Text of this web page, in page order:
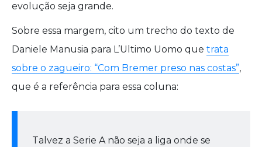
evolução seja grande.
Sobre essa margem, cito um trecho do texto de
Daniele Manusia para L’Ultimo Uomo que trata
sobre o zagueiro: “Com Bremer preso nas costas”,
que é a referência para essa coluna:
Talvez a Serie A não seja a liga onde se